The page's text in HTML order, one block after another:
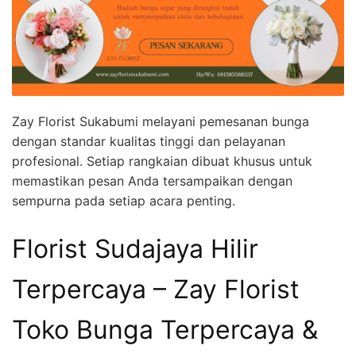
Zay Florist Sukabumi melayani pemesanan bunga
dengan standar kualitas tinggi dan pelayanan
profesional. Setiap rangkaian dibuat khusus untuk
memastikan pesan Anda tersampaikan dengan
sempurna pada setiap acara penting.
Florist Sudajaya Hilir
Terpercaya – Zay Florist
Toko Bunga Terpercaya &